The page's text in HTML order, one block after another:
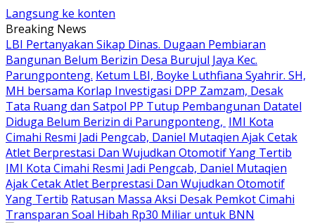
Langsung ke konten
Breaking News
LBI Pertanyakan Sikap Dinas. Dugaan Pembiaran
Bangunan Belum Berizin Desa Burujul Jaya Kec.
Parungponteng. Ketum LBI, Boyke Luthfiana Syahrir. SH,
MH bersama Korlap Investigasi DPP Zamzam, Desak
Tata Ruang dan Satpol PP Tutup Pembangunan Datatel
Diduga Belum Berizin di Parungponteng, IMI Kota
Cimahi Resmi Jadi Pengcab, Daniel Mutaqien Ajak Cetak
Atlet Berprestasi Dan Wujudkan Otomotif Yang Tertib
IMI Kota Cimahi Resmi Jadi Pengcab, Daniel Mutaqien
Ajak Cetak Atlet Berprestasi Dan Wujudkan Otomotif
Yang Tertib Ratusan Massa Aksi Desak Pemkot Cimahi
Transparan Soal Hibah Rp30 Miliar untuk BNN